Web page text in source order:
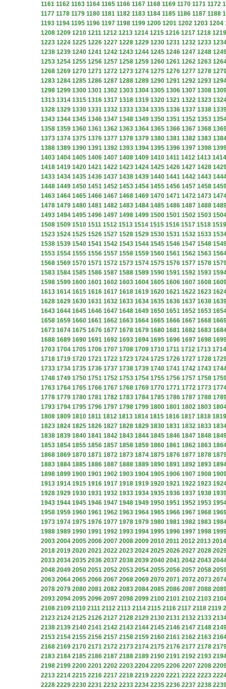
1161 1162 1163 1164 1165 1166 1167 1168 1169 1170 1171 1172
1177 1178 1179 1180 1181 1182 1183 1184 1185 1186 1187 1188
1193 1194 1195 1196 1197 1198 1199 1200 1201 1202 1203 1204
1208 1209 1210 1211 1212 1213 1214 1215 1216 1217 1218 1219
1223 1224 1225 1226 1227 1228 1229 1230 1231 1232 1233
1238 1239 1240 1241 1242 1243 1244 1245 1246 1247 1248
1253 1254 1255 1256 1257 1258 1259 1260 1261 1262 1263
1268 1269 1270 1271 1272 1273 1274 1275 1276 1277 1278
1283 1284 1285 1286 1287 1288 1289 1290 1291 1292 1293
1298 1299 1300 1301 1302 1303 1304 1305 1306 1307 1308
1313 1314 1315 1316 1317 1318 1319 1320 1321 1322 1323
1328 1329 1330 1331 1332 1333 1334 1335 1336 1337 1338
1343 1344 1345 1346 1347 1348 1349 1350 1351 1352 1353
1358 1359 1360 1361 1362 1363 1364 1365 1366 1367 1368
1373 1374 1375 1376 1377 1378 1379 1380 1381 1382 1383
1388 1389 1390 1391 1392 1393 1394 1395 1396 1397 1398
1403 1404 1405 1406 1407 1408 1409 1410 1411 1412 1413 1414
1418 1419 1420 1421 1422 1423 1424 1425 1426 1427 1428
1433 1434 1435 1436 1437 1438 1439 1440 1441 1442 1443
1448 1449 1450 1451 1452 1453 1454 1455 1456 1457 1458
1463 1464 1465 1466 1467 1468 1469 1470 1471 1472 1473
1478 1479 1480 1481 1482 1483 1484 1485 1486 1487 1488
1493 1494 1495 1496 1497 1498 1499 1500 1501 1502 1503
1508 1509 1510 1511 1512 1513 1514 1515 1516 1517 1518 1519
1523 1524 1525 1526 1527 1528 1529 1530 1531 1532 1533
1538 1539 1540 1541 1542 1543 1544 1545 1546 1547 1548
1553 1554 1555 1556 1557 1558 1559 1560 1561 1562 1563
1568 1569 1570 1571 1572 1573 1574 1575 1576 1577 1578
1583 1584 1585 1586 1587 1588 1589 1590 1591 1592 1593
1598 1599 1600 1601 1602 1603 1604 1605 1606 1607 1608
1613 1614 1615 1616 1617 1618 1619 1620 1621 1622 1623
1628 1629 1630 1631 1632 1633 1634 1635 1636 1637 1638
1643 1644 1645 1646 1647 1648 1649 1650 1651 1652 1653
1658 1659 1660 1661 1662 1663 1664 1665 1666 1667 1668
1673 1674 1675 1676 1677 1678 1679 1680 1681 1682 1683
1688 1689 1690 1691 1692 1693 1694 1695 1696 1697 1698
1703 1704 1705 1706 1707 1708 1709 1710 1711 1712 1713 1714
1718 1719 1720 1721 1722 1723 1724 1725 1726 1727 1728
1733 1734 1735 1736 1737 1738 1739 1740 1741 1742 1743
1748 1749 1750 1751 1752 1753 1754 1755 1756 1757 1758
1763 1764 1765 1766 1767 1768 1769 1770 1771 1772 1773
1778 1779 1780 1781 1782 1783 1784 1785 1786 1787 1788
1793 1794 1795 1796 1797 1798 1799 1800 1801 1802 1803
1808 1809 1810 1811 1812 1813 1814 1815 1816 1817 1818 1819
1823 1824 1825 1826 1827 1828 1829 1830 1831 1832 1833
1838 1839 1840 1841 1842 1843 1844 1845 1846 1847 1848
1853 1854 1855 1856 1857 1858 1859 1860 1861 1862 1863
1868 1869 1870 1871 1872 1873 1874 1875 1876 1877 1878
1883 1884 1885 1886 1887 1888 1889 1890 1891 1892 1893
1898 1899 1900 1901 1902 1903 1904 1905 1906 1907 1908
1913 1914 1915 1916 1917 1918 1919 1920 1921 1922 1923
1928 1929 1930 1931 1932 1933 1934 1935 1936 1937 1938
1943 1944 1945 1946 1947 1948 1949 1950 1951 1952 1953
1958 1959 1960 1961 1962 1963 1964 1965 1966 1967 1968
1973 1974 1975 1976 1977 1978 1979 1980 1981 1982 1983
1988 1989 1990 1991 1992 1993 1994 1995 1996 1997 1998
2003 2004 2005 2006 2007 2008 2009 2010 2011 2012 2013 2014
2018 2019 2020 2021 2022 2023 2024 2025 2026 2027 2028
2033 2034 2035 2036 2037 2038 2039 2040 2041 2042 2043
2048 2049 2050 2051 2052 2053 2054 2055 2056 2057 2058
2063 2064 2065 2066 2067 2068 2069 2070 2071 2072 2073
2078 2079 2080 2081 2082 2083 2084 2085 2086 2087 2088
2093 2094 2095 2096 2097 2098 2099 2100 2101 2102 2103
2108 2109 2110 2111 2112 2113 2114 2115 2116 2117 2118 2119
2123 2124 2125 2126 2127 2128 2129 2130 2131 2132 2133
2138 2139 2140 2141 2142 2143 2144 2145 2146 2147 2148
2153 2154 2155 2156 2157 2158 2159 2160 2161 2162 2163
2168 2169 2170 2171 2172 2173 2174 2175 2176 2177 2178
2183 2184 2185 2186 2187 2188 2189 2190 2191 2192 2193
2198 2199 2200 2201 2202 2203 2204 2205 2206 2207 2208
2213 2214 2215 2216 2217 2218 2219 2220 2221 2222 2223
2228 2229 2230 2231 2232 2233 2234 2235 2236 2237 2238